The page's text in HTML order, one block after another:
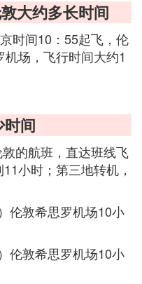
大约多长时间
时间10：55起飞，伦
场，飞行时间大约1
时间
的航班，直达班线飞
小时；第三地转机，
伦敦希思罗机场10小
伦敦希思罗机场10小